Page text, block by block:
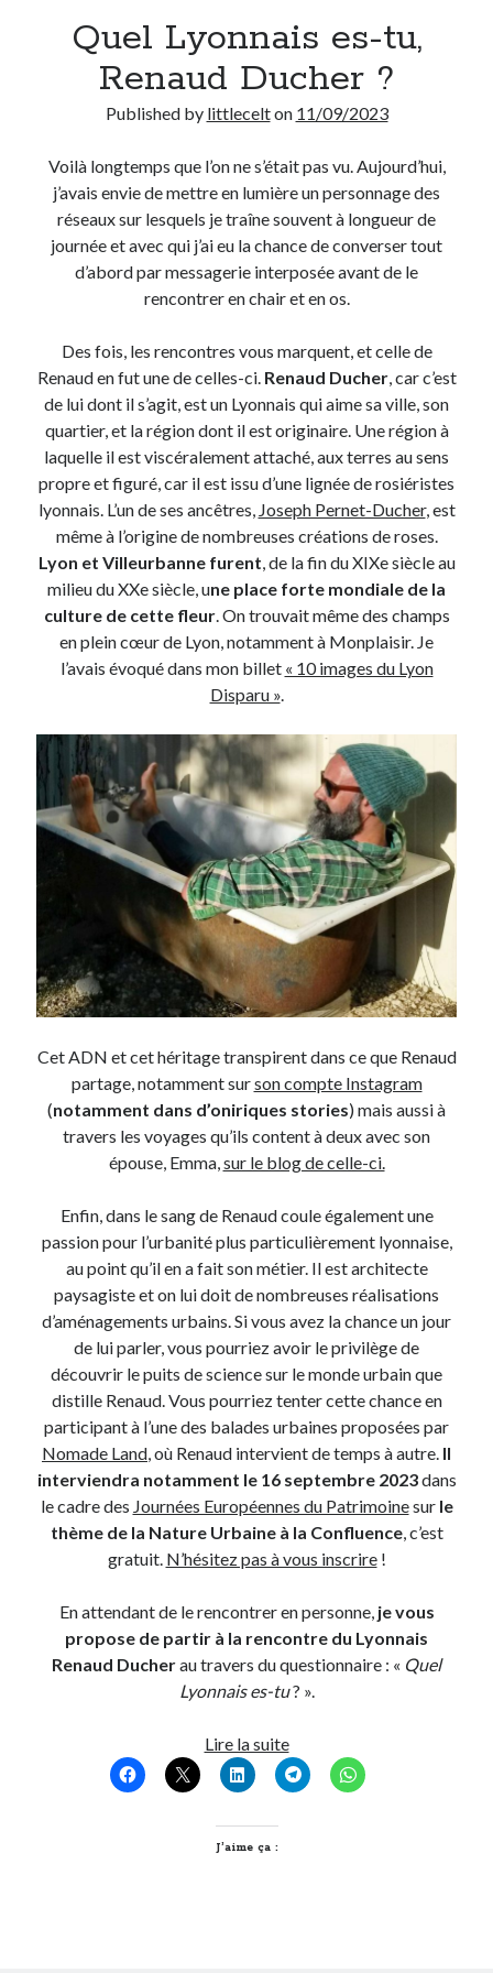
Derniers Commentaires
C’était pas mieux avant… à Lyon
Anthony dansComment j’ai opéré ma vélorution toute personnelle
Renaud DucherdansComment j’ai opéré ma vélorution toute
personnelle
Commentaires récents
Comment j’ai opéré ma vélorution toute personnelle
personnelle
On parle de quoi ?
A Lyon
Bon plan du dimanche
Coup de coeur
Daddy
Green
Humeur
Lectures
Lyon
Lyon à Livre Ouvert
Non classé
Parole de Follower
Patchwork
Photos
Post inutile
Sons
Sorties cuculturelles
Tavukoi
Vidéos
Quel Lyonnais es-tu,
Renaud Ducher ?
Published by littlecelton 11/09/2023
Voilà longtemps que l’on ne s’était pas vu. Aujourd’hui,
j’avais envie de mettre en lumière un personnage des
réseaux sur lesquels je traîne souvent à longueur de
journée et avec qui j’ai eu la chance de converser tout
d’abord par messagerie interposée avant de le
rencontrer en chair et en os.
Des fois, les rencontres vous marquent, et celle de
Renaud en fut une de celles-ci. Renaud Ducher, car c’est
de lui dont il s’agit, est un Lyonnais qui aime sa ville, son
quartier, et la région dont il est originaire. Une région à
laquelle il est viscéralement attaché, aux terres au sens
propre et figuré, car il est issu d’une lignée de rosiéristes
lyonnais. L’un de ses ancêtres, Joseph Pernet-Ducher, est
même à l’origine de nombreuses créations de roses.
Lyon et Villeurbanne furent, de la fin du XIXe siècle au
milieu du XXe siècle, une place forte mondiale de la
culture de cette fleur. On trouvait même des champs
en plein cœur de Lyon, notamment à Monplaisir. Je
l’avais évoqué dans mon billet « 10 images du Lyon
Disparu ».
Cet ADN et cet héritage transpirent dans ce que Renaud
partage, notamment surson compte Instagram
(notamment dans d’oniriques stories) mais aussi à
travers les voyages qu’ils content à deux avec son
épouse, Emma,sur le blog de celle-ci.
Enfin, dans le sang de Renaud coule également une
passion pour l’urbanité plus particulièrement lyonnaise,
au point qu’il en a fait son métier. Il est architecte
paysagiste et on lui doit de nombreuses réalisations
d’aménagements urbains. Si vous avez la chance un jour
de lui parler, vous pourriez avoir le privilège de
découvrir le puits de science sur le monde urbain que
distille Renaud. Vous pourriez tenter cette chance en
participant à l’une des balades urbaines proposées par
Nomade Land, où Renaud intervient de temps à autre. Il
interviendra notamment le 16 septembre 2023dans
le cadre des Journées Européennes du Patrimoinesur le
thème de la Nature Urbaine à la Confluence, c’est
gratuit. N’hésitez pas à vous inscrire!
En attendant de le rencontrer en personne, je vous
propose de partir à la rencontre du Lyonnais
Renaud Ducherau travers du questionnaire : « Quel
Lyonnais es-tu? ».
Lire la suiteQuel
Lyonnais
es-
J’aime ça :